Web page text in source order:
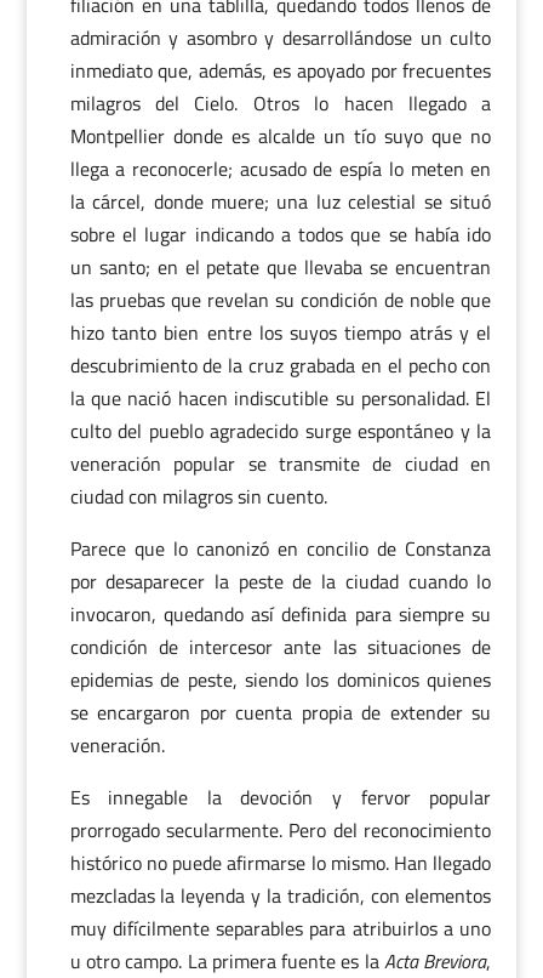
admiración y asombro y desarrollándose un culto
inmediato que, además, es apoyado por frecuentes
milagros del Cielo. Otros lo hacen llegado a
Montpellier donde es alcalde un tío suyo que no
llega a reconocerle; acusado de espía lo meten en
la cárcel, donde muere; una luz celestial se situó
sobre el lugar indicando a todos que se había ido
un santo; en el petate que llevaba se encuentran
las pruebas que revelan su condición de noble que
hizo tanto bien entre los suyos tiempo atrás y el
descubrimiento de la cruz grabada en el pecho con
la que nació hacen indiscutible su personalidad. El
culto del pueblo agradecido surge espontáneo y la
veneración popular se transmite de ciudad en
ciudad con milagros sin cuento.
Parece que lo canonizó en concilio de Constanza
por desaparecer la peste de la ciudad cuando lo
invocaron, quedando así definida para siempre su
condición de intercesor ante las situaciones de
epidemias de peste, siendo los dominicos quienes
se encargaron por cuenta propia de extender su
veneración.
Es innegable la devoción y fervor popular
prorrogado secularmente. Pero del reconocimiento
histórico no puede afirmarse lo mismo. Han llegado
mezcladas la leyenda y la tradición, con elementos
muy difícilmente separables para atribuirlos a uno
u otro campo. La primera fuente es laActa Breviora,